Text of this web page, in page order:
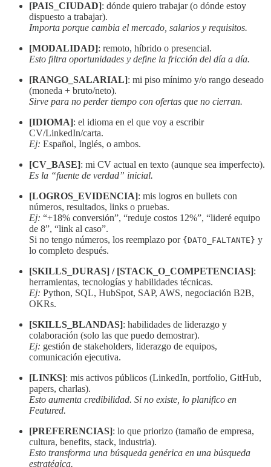
[PAIS_CIUDAD]: dónde quiero trabajar (o dónde estoy
dispuesto a trabajar).
Importa porque cambia el mercado, salarios y requisitos.
[MODALIDAD]: remoto, híbrido o presencial.
Esto filtra oportunidades y define la fricción del día a día.
[RANGO_SALARIAL]: mi piso mínimo y/o rango deseado
(moneda + bruto/neto).
Sirve para no perder tiempo con ofertas que no cierran.
[IDIOMA]: el idioma en el que voy a escribir
CV/LinkedIn/carta.
Ej: Español, Inglés, o ambos.
[CV_BASE]: mi CV actual en texto (aunque sea imperfecto).
Es la “fuente de verdad” inicial.
[LOGROS_EVIDENCIA]: mis logros en bullets con
números, resultados, links o pruebas.
Ej: “+18% conversión”, “reduje costos 12%”, “lideré equipo
de 8”, “link al caso”.
Si no tengo números, los reemplazo por {DATO_FALTANTE} y
lo completo después.
[SKILLS_DURAS] / [STACK_O_COMPETENCIAS]:
herramientas, tecnologías y habilidades técnicas.
Ej: Python, SQL, HubSpot, SAP, AWS, negociación B2B,
OKRs.
[SKILLS_BLANDAS]: habilidades de liderazgo y
colaboración (solo las que puedo demostrar).
Ej: gestión de stakeholders, liderazgo de equipos,
comunicación ejecutiva.
[LINKS]: mis activos públicos (LinkedIn, portfolio, GitHub,
papers, charlas).
Esto aumenta credibilidad. Si no existe, lo planifico en
Featured.
[PREFERENCIAS]: lo que priorizo (tamaño de empresa,
cultura, benefits, stack, industria).
Esto transforma una búsqueda genérica en una búsqueda
estratégica.